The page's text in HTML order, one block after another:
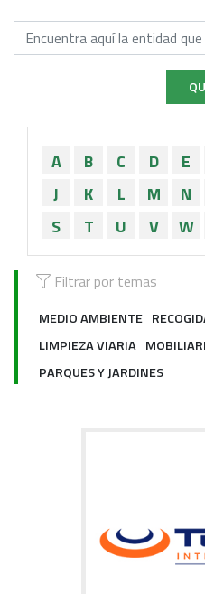
A B C D E
J
K L M N
S
T U V W
Filtrar por temas
MEDIO AMBIENTE
LIMPIEZA VIARIA
PARQUES Y JARDINES